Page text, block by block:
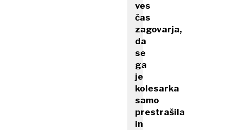
ves
čas
zagovarja,
da
se
ga
je
kolesarka
samo
prestrašila
in